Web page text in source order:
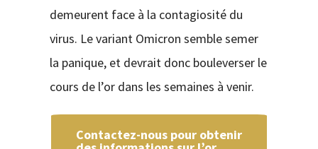
demeurent face à la contagiosité du
virus. Le variant Omicron semble semer
la panique, et devrait donc bouleverser le
cours de l’or dans les semaines à venir.
Contactez-nous pour obtenir